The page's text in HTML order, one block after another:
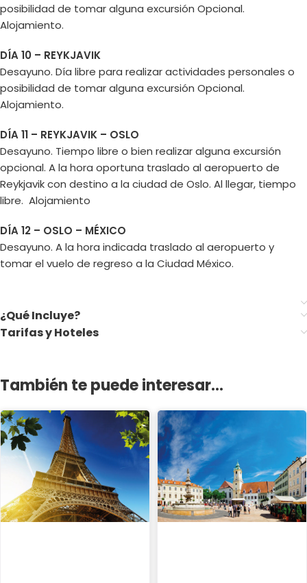
posibilidad de tomar alguna excursión Opcional.
Alojamiento.
DÍA 10 – REYKJAVIK
Desayuno. Día libre para realizar actividades personales o
posibilidad de tomar alguna excursión Opcional.
Alojamiento.
DÍA 11 – REYKJAVIK – OSLO
Desayuno. Tiempo libre o bien realizar alguna excursión
opcional. A la hora oportuna traslado al aeropuerto de
Reykjavik con destino a la ciudad de Oslo. Al llegar, tiempo
libre. Alojamiento
DÍA 12 – OSLO – MÉXICO
Desayuno. A la hora indicada traslado al aeropuerto y
tomar el vuelo de regreso a la Ciudad México.
¿Qué Incluye?
Tarifas y Hoteles
También te puede interesar...